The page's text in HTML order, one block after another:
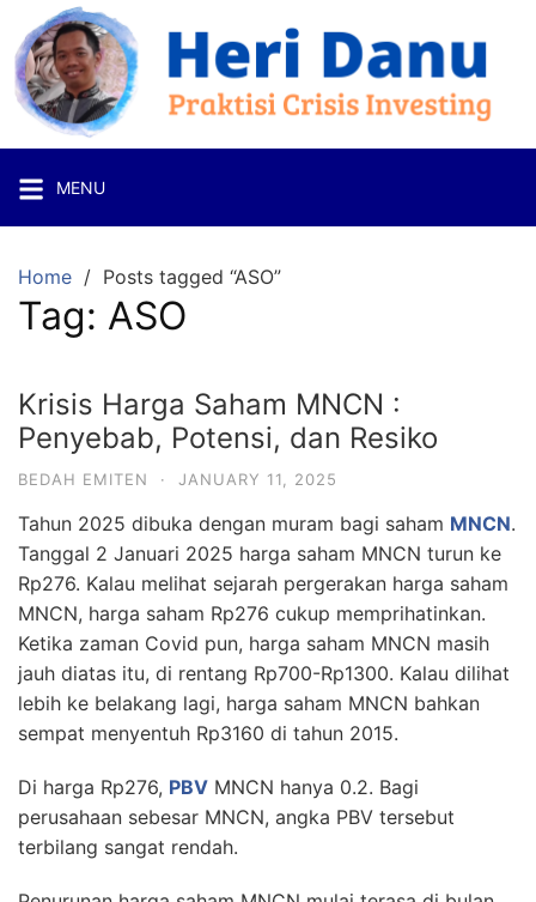
content
Heri
Danu
Crisis
Investing
MENU
Home Posts tagged “ASO”
Tag: ASO
Krisis Harga Saham MNCN :
Penyebab, Potensi, dan Resiko
BEDAH EMITEN · JANUARY 11, 2025
Tahun 2025 dibuka dengan muram bagi saham MNCN.
Tanggal 2 Januari 2025 harga saham MNCN turun ke
Rp276. Kalau melihat sejarah pergerakan harga saham
MNCN, harga saham Rp276 cukup memprihatinkan.
Ketika zaman Covid pun, harga saham MNCN masih
jauh diatas itu, di rentang Rp700-Rp1300. Kalau dilihat
lebih ke belakang lagi, harga saham MNCN bahkan
sempat menyentuh Rp3160 di tahun 2015.
Di harga Rp276, PBV MNCN hanya 0.2. Bagi
perusahaan sebesar MNCN, angka PBV tersebut
terbilang sangat rendah.